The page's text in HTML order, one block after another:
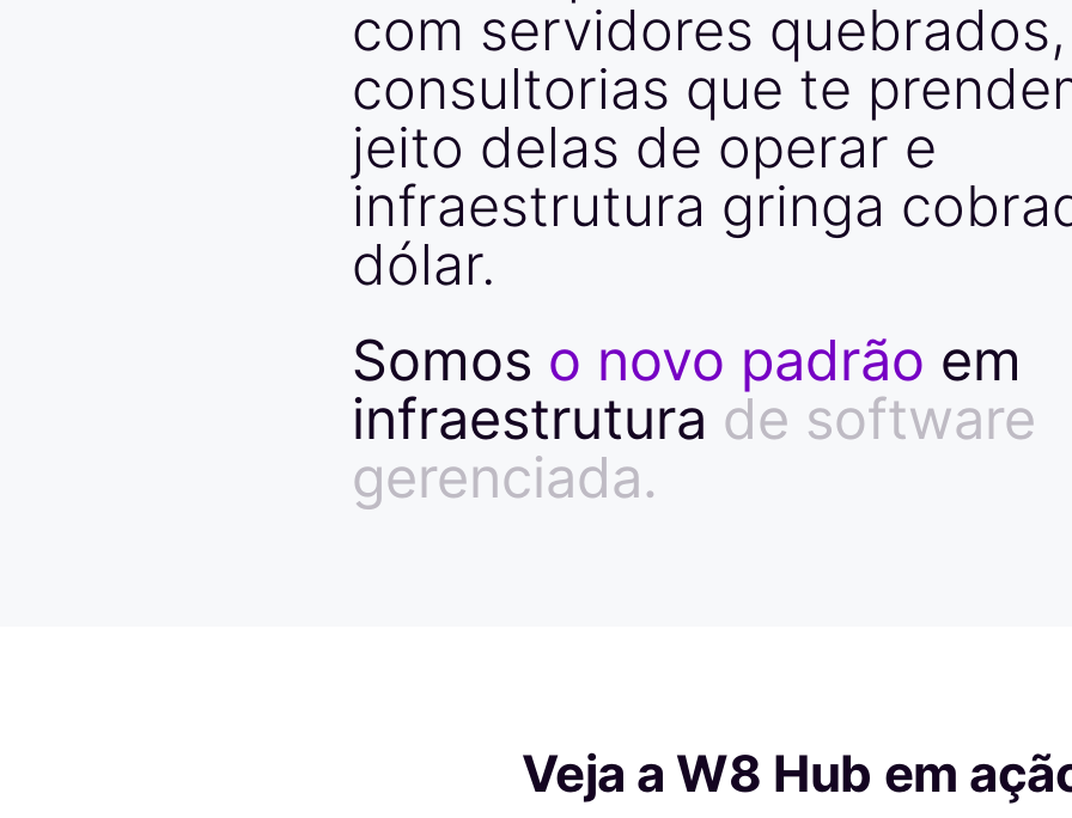
com servidores quebrados,
consultorias que te
jeito delas de operar e
infraestrutura gringa
dólar.
Somos o novo padrão em
infraestrutura de software
gerenciada.
Veja a W8 Hub em